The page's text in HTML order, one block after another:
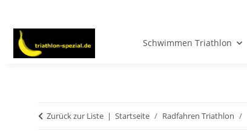
Schwimmen Triathlon
Zurück zur Liste Startseite Radfahren Triathlon